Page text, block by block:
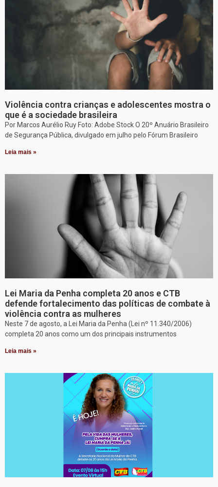
Violência contra crianças e adolescentes mostra o
que é a sociedade brasileira
Por Marcos Aurélio Ruy Foto: Adobe Stock O 20º Anuário Brasileiro
de Segurança Pública, divulgado em julho pelo Fórum Brasileiro
Leia mais »
Lei Maria da Penha completa 20 anos e CTB
defende fortalecimento das políticas de combate à
violência contra as mulheres
Neste 7 de agosto, a Lei Maria da Penha (Lei nº 11.340/2006)
completa 20 anos como um dos principais instrumentos
Leia mais »